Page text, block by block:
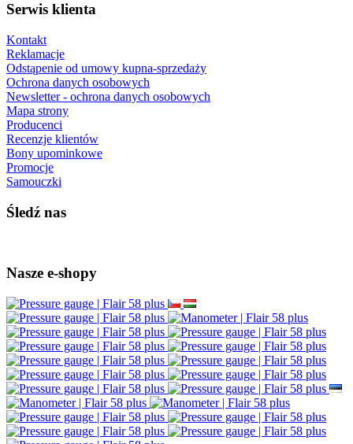
Serwis klienta
Kontakt
Reklamacje
Odstąpenie od umowy kupna-sprzedaży
Ochrona danych osobowych
Newsletter - ochrona danych osobowych
Mapa strony
Producenci
Recenzje klientów
Bony upominkowe
Promocje
Samouczki
Śledź nas
Nasze e-shopy